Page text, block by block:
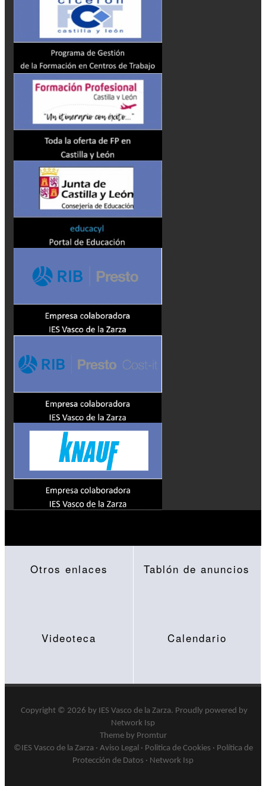
Otros enlaces Tablón de anuncios
Videoteca Calendario
Copyright © 2026 by IES Vasco de la Zarza. Proudly powered by
Network Isp
Theme by Promtur
©IES Vasco de la Zarza · Aviso Legal· Politica de Cookies · Política de
Protección de Datos · Network Isp